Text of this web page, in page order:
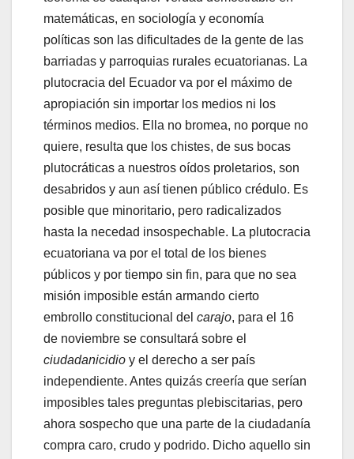
matemáticas, en sociología y economía
políticas son las dificultades de la gente de las
barriadas y parroquias rurales ecuatorianas. La
plutocracia del Ecuador va por el máximo de
apropiación sin importar los medios ni los
términos medios. Ella no bromea, no porque no
quiere, resulta que los chistes, de sus bocas
plutocráticas a nuestros oídos proletarios, son
desabridos y aun así tienen público crédulo. Es
posible que minoritario, pero radicalizados
hasta la necedad insospechable. La plutocracia
ecuatoriana va por el total de los bienes
públicos y por tiempo sin fin, para que no sea
misión imposible están armando cierto
embrollo constitucional del carajo, para el 16
de noviembre se consultará sobre el
ciudadanicidio y el derecho a ser país
independiente. Antes quizás creería que serían
imposibles tales preguntas plebiscitarias, pero
ahora sospecho que una parte de la ciudadanía
compra caro, crudo y podrido. Dicho aquello sin